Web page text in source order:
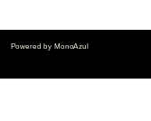
Powered by MonoAzul